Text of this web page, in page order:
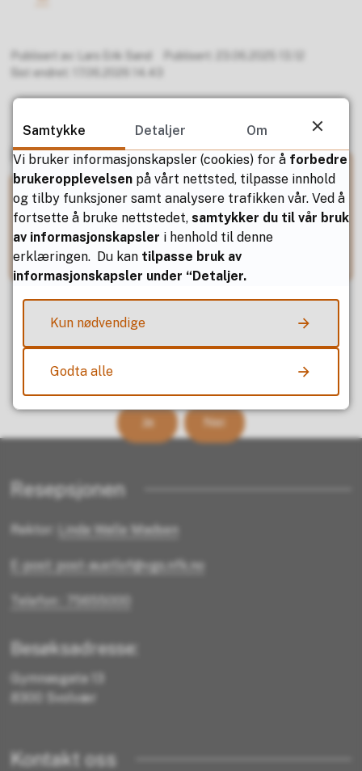
Publisert av Lars Erik Sand Publisert
Sist endret
Har du spørsmål?
Utdanning og kompetanse
E-postutdanning@nfk.no
Fant du det du lette etter?
Ja Nei
Resepsjonen
Rektor: Linda Walle Madsen
E-post: post-austlof@vgs.nfk.no
Telefon : 75655000
Besøksadresse:
Gymnasgata 13
8300 Svolvær
Kontakt oss
Samtykke Detaljer
Om
Vi bruker informasjonskapsler (cookies) for å forbedre
brukeropplevelsen på vårt nettsted, tilpasse innhold
og tilby funksjoner samt analysere trafikken vår. Ved å
fortsette å bruke nettstedet, samtykker du til vår bruk
av informasjonskapsler i henhold til denne
erklæringen. Du kan tilpasse bruk av
informasjonskapsler under “Detaljer.
Kun nødvendige
Godta alle